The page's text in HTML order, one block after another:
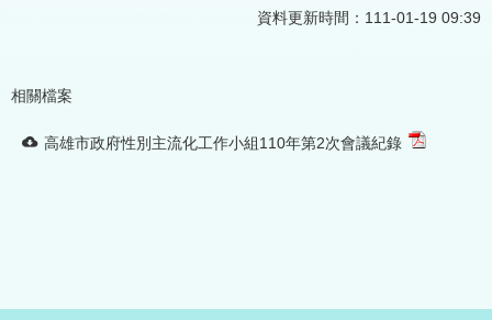
資料更新時間：111-01-19 09:39
相關檔案
高雄市政府性別主流化工作小組110年第2次會議紀錄